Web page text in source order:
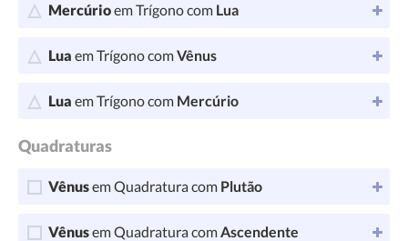
Mercúrioem Trígono com Lua
Lua em Trígono comVênus
Lua em Trígono com Mercúrio
Quadraturas
Vênusem Quadratura com Plutão
Vênusem Quadratura comAscendente